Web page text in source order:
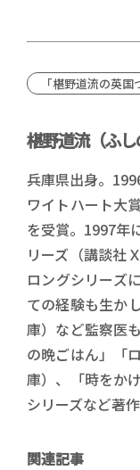
「椹野道流の英
椹野道流（ふし
兵庫県出身。
ワイトハート大
を受賞。1997年
リーズ（講談社
ロングシリーズ
ての経験も生か
庫）など監察医
の晩ごはん」「
庫）、「時をか
シリーズなど著作
関連記事